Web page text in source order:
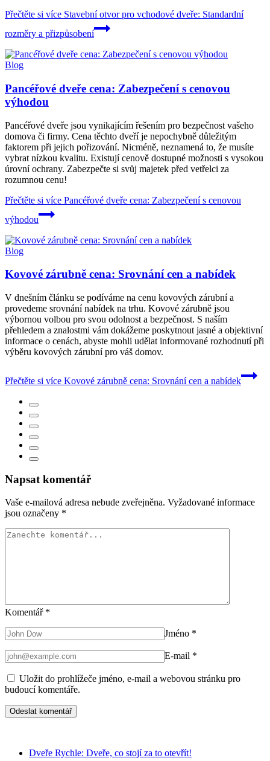
Přečtěte si více Stavební otvor pro vchodové dveře: Standardní
rozměry a přizpůsobení
Blog
Pancéřové dveře cena: Zabezpečení s cenovou
výhodou
Pancéřové dveře jsou vynikajícím řešením pro bezpečnost vašeho
domova či firmy. Cena těchto dveří je nepochybně důležitým
faktorem při jejich pořizování. Nicméně, neznamená to, že musíte
vybrat nízkou kvalitu. Existují cenově dostupné možnosti s vysokou
úrovní ochrany. Zabezpečte si svůj majetek před vetřelci za
rozumnou cenu!
Přečtěte si více Pancéřové dveře cena: Zabezpečení s cenovou
výhodou
Blog
Kovové zárubně cena: Srovnání cen a nabídek
V dnešním článku se podíváme na cenu kovových zárubní a
provedeme srovnání nabídek na trhu. Kovové zárubně jsou
výbornou volbou pro svou odolnost a bezpečnost. S naším
přehledem a znalostmi vám dokážeme poskytnout jasné a objektivní
informace o cenách, abyste mohli udělat informované rozhodnutí při
výběru kovových zárubní pro váš domov.
Přečtěte si více Kovové zárubně cena: Srovnání cen a nabídek
Napsat komentář
Vaše e-mailová adresa nebude zveřejněna. Vyžadované informace
jsou označeny *
Komentář *
Jméno *
E-mail *
Uložit do prohlížeče jméno, e-mail a webovou stránku pro
budoucí komentáře.
Dveře Rychle: Dveře, co stojí za to otevřít!